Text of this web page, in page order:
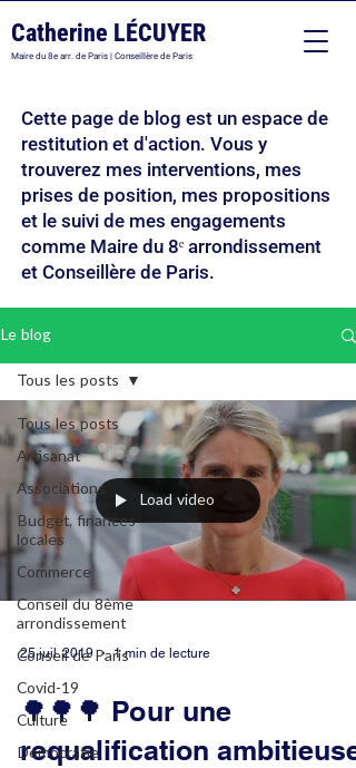
Catherine LÉCUYER
Maire du 8e arr. de Paris | Conseillère de Paris
Cette page de blog est un espace de
restitution et d'action. Vous y
trouverez mes interventions, mes
prises de position, mes propositions
et le suivi de mes engagements
comme Maire du 8ᵉ arrondissement
et Conseillère de Paris.
Le blog
Tous les posts
Artisanat
Associations
Budget, finances
locales
Commerce
Conseil du 8ème
arrondissement
Conseil de Paris
Covid-19
Culture
Démocratie
Tous les posts
Load video
25 juil. 2019 1 min de lecture
🌳🌳🌳 Pour une
requalification ambitieuse